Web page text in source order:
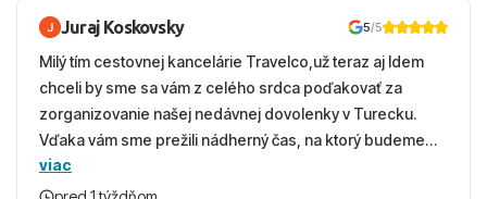
Juraj Koskovsky 5/5
Milý tím cestovnej kancelárie Travelco,už teraz aj Idem
chceli by sme sa vám z celého srdca poďakovať za
zorganizovanie našej nedávnej dovolenky v Turecku.
Vďaka vám sme prežili nádherný čas, na ktorý budeme
ešte dlho s úsmevom spomínať. ​Všetko prebehlo
absolútne hladko – od prvotného výberu zájazdu, cez
viac